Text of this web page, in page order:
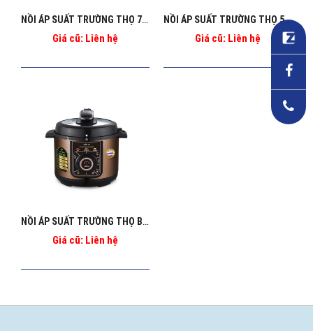
NỒI ÁP SUẤT TRƯỜNG THỌ 7L BA_126
Giá cũ: Liên hệ
NỒI ÁP SUẤT TRƯỜNG THỌ 5L BA_125
Giá cũ: Liên hệ
Giá cũ: Liên hệ